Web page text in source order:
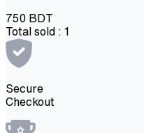
750 BDT
Total sold : 1
Secure
Checkout